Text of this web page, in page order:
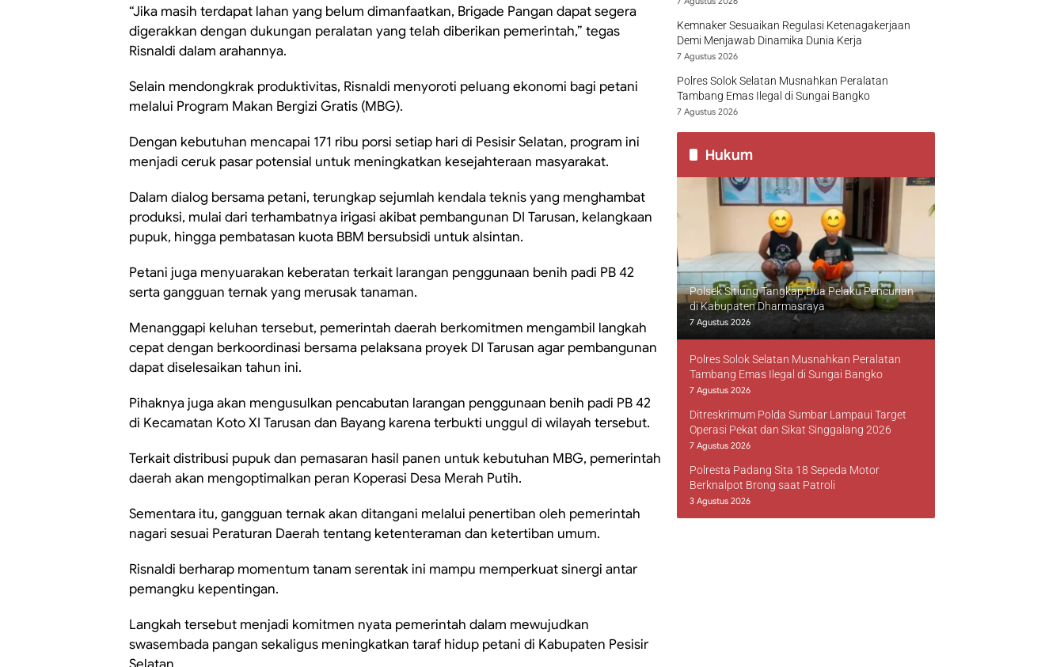
“Jika masih terdapat lahan yang belum dimanfaatkan, Brigade Pangan dapat segera
digerakkan dengan dukungan peralatan yang telah diberikan pemerintah,” tegas
Risnaldi dalam arahannya.
Selain mendongkrak produktivitas, Risnaldi menyoroti peluang ekonomi bagi petani
melalui Program Makan Bergizi Gratis (MBG).
Dengan kebutuhan mencapai 171 ribu porsi setiap hari di Pesisir Selatan, program ini
menjadi ceruk pasar potensial untuk meningkatkan kesejahteraan masyarakat.
Dalam dialog bersama petani, terungkap sejumlah kendala teknis yang menghambat
produksi, mulai dari terhambatnya irigasi akibat pembangunan DI Tarusan, kelangkaan
pupuk, hingga pembatasan kuota BBM bersubsidi untuk alsintan.
Petani juga menyuarakan keberatan terkait larangan penggunaan benih padi PB 42
serta gangguan ternak yang merusak tanaman.
Menanggapi keluhan tersebut, pemerintah daerah berkomitmen mengambil langkah
cepat dengan berkoordinasi bersama pelaksana proyek DI Tarusan agar pembangunan
dapat diselesaikan tahun ini.
Pihaknya juga akan mengusulkan pencabutan larangan penggunaan benih padi PB 42
di Kecamatan Koto XI Tarusan dan Bayang karena terbukti unggul di wilayah tersebut.
Terkait distribusi pupuk dan pemasaran hasil panen untuk kebutuhan MBG, pemerintah
daerah akan mengoptimalkan peran Koperasi Desa Merah Putih.
Sementara itu, gangguan ternak akan ditangani melalui penertiban oleh pemerintah
nagari sesuai Peraturan Daerah tentang ketenteraman dan ketertiban umum.
Risnaldi berharap momentum tanam serentak ini mampu memperkuat sinergi antar
pemangku kepentingan.
Langkah tersebut menjadi komitmen nyata pemerintah dalam mewujudkan
swasembada pangan sekaligus meningkatkan taraf hidup petani di Kabupaten Pesisir
Kemnaker Sesuaikan Regulasi Ketenagakerjaan
Demi Menjawab Dinamika Dunia Kerja
7 Agustus 2026
Polres Solok Selatan Musnahkan Peralatan
Tambang Emas Ilegal di Sungai Bangko
7 Agustus 2026
Hukum
Polsek Sitiung Tangkap Dua Pelaku Pencurian
di Kabupaten Dharmasraya
7 Agustus 2026
Polres Solok Selatan Musnahkan Peralatan
Tambang Emas Ilegal di Sungai Bangko
7 Agustus 2026
Ditreskrimum Polda Sumbar Lampaui Target
Operasi Pekat dan Sikat Singgalang 2026
7 Agustus 2026
Polresta Padang Sita 18 Sepeda Motor
Berknalpot Brong saat Patroli
3 Agustus 2026